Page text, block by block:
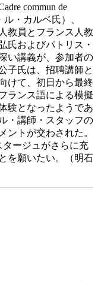
commun de
・カルベ氏）、
教員とフランス人教
氏およびパトリス・
い講義が、参加者の
子氏は、招聘講師と
けて、初日から最終
ランス語による模擬
験となったようであ
・講師・スタッフの
ントが交わされた。
ージュがさらに充
を願いたい。（明石